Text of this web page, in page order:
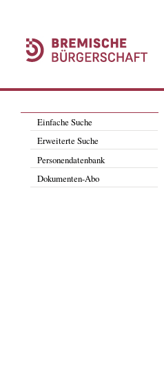
Einfache Suche
Erweiterte Suche
Personendatenbank
Dokumenten-Abo